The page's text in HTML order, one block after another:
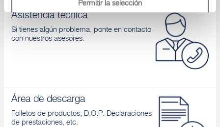
Permitir la selección
Denegar
Asistencia tecnica
Si tienes algún problema, ponte en contacto
con nuestros asesores.
Área de descarga
Folletos de productos, D.O.P. Declaraciones
de prestaciones, etc.